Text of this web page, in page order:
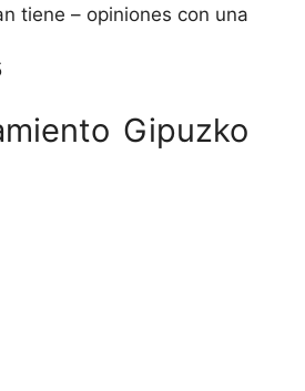
tiene – opiniones con una
Gipuzko